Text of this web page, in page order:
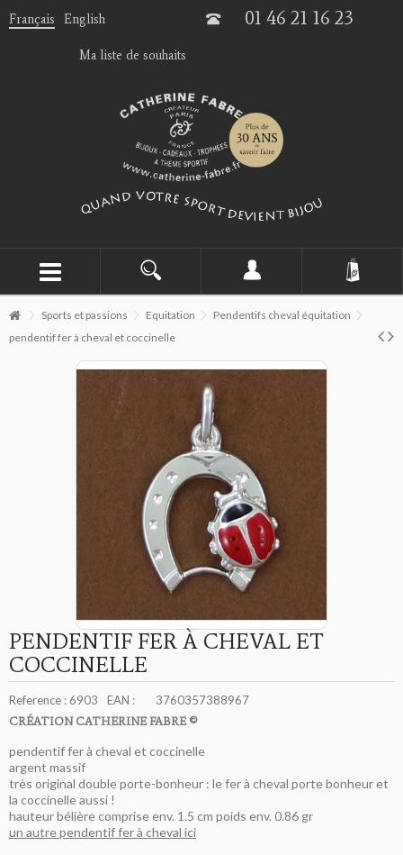
Français English 01 46 21 16 23
Ma liste de souhaits
Sports et passions Equitation
Pendentifs cheval équitation
pendentif fer à cheval et coccinelle
PENDENTIF FER À CHEVAL ET
COCCINELLE
Reference : 6903 EAN : 3760357388967
CRÉATION CATHERINE FABRE ©
pendentif fer à cheval et coccinelle
argent massif
très original double porte-bonheur : le fer à cheval porte bonheur et
la coccinelle aussi !
hauteur bélière comprise env. 1.5 cm poids env. 0.86 gr
un autre pendentif fer à cheval ici